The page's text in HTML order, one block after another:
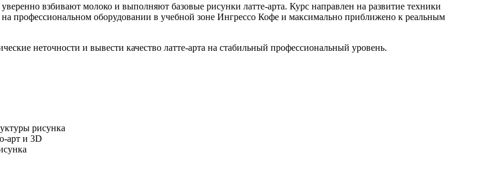
взбивают молоко и выполняют базовые рисунки латте-арта. Курс направлен на развитие техники
профессиональном оборудовании в учебной зоне Ингрессо Кофе и максимально приближено к реальным
неточности и вывести качество латте-арта на стабильный профессиональный уровень.
рисунка
арт и 3D